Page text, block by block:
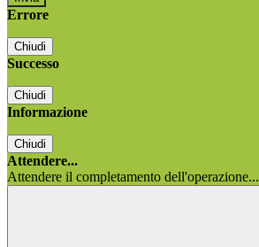
Errore
Chiudi
Successo
Chiudi
Informazione
Chiudi
Attendere...
Attendere il completamento dell'operazione...